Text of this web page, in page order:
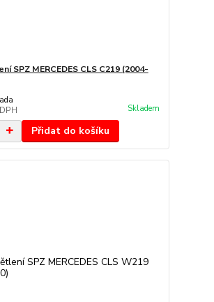
SPZ MERCEDES CLS C219 (2004-
Skladem
Přidat do košíku